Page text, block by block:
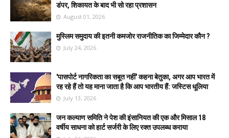
डंपर, शिकायत के बाद भी सो रहा प्रशासन
August 01, 2026
मुस्लिम समुदाय की इतनी कमजोर राजनीतिक का जिम्मेदार कौन ?
July 24, 2026
'पासपोर्ट नागरिकता का सबूत नहीं' कहना बेतुका, अगर आप भारत में
रह रहे हैं तो यह माना जाता है कि आप भारतीय हैं: जस्टिस धूलिया
July 13, 2026
जन कल्याण समिति ने पेश की इंसानियत की एक और मिसाल 18
वर्षीय साधना को हार्ट सर्जरी के लिए रक्त उपलब्ध कराया